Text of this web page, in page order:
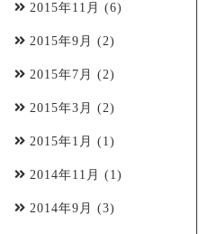
2015年11月 (6)
2015年9月 (2)
2015年7月 (2)
2015年3月 (2)
2015年1月 (1)
2014年11月 (1)
2014年9月 (3)